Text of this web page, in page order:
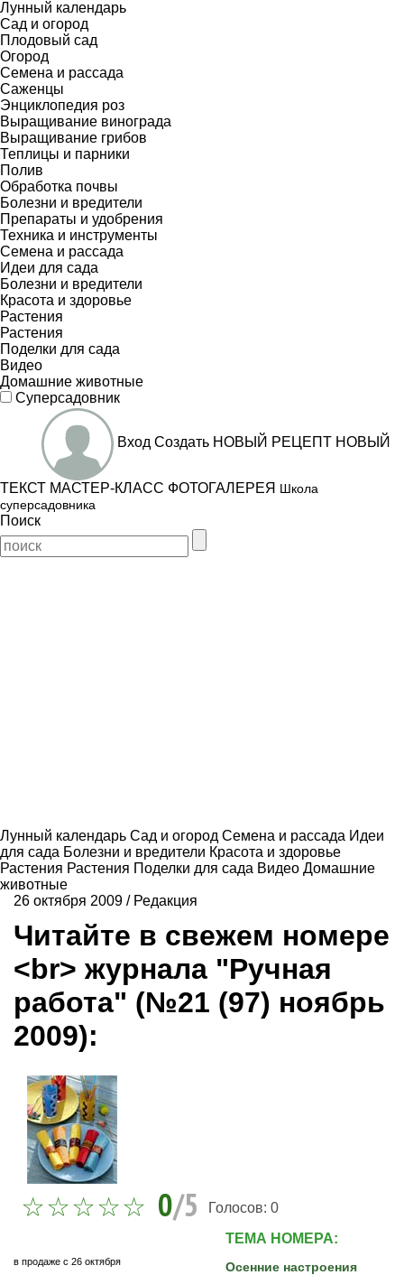
Лунный календарь
Сад и огород
Плодовый сад
Огород
Семена и рассада
Саженцы
Энциклопедия роз
Выращивание винограда
Выращивание грибов
Теплицы и парники
Полив
Обработка почвы
Болезни и вредители
Препараты и удобрения
Техника и инструменты
Семена и рассада
Идеи для сада
Болезни и вредители
Красота и здоровье
Растения
Растения
Поделки для сада
Видео
Домашние животные
Суперсадовник
Вход Создать НОВЫЙ РЕЦЕПТ НОВЫЙ
ТЕКСТ МАСТЕР-КЛАСС ФОТОГАЛЕРЕЯ Школа
суперсадовника
Поиск
Лунный календарь Сад и огород Семена и рассада Идеи
для сада Болезни и вредители Красота и здоровье
Растения Растения Поделки для сада Видео Домашние
животные
26 октября 2009 / Редакция
Читайте в свежем номере
<br> журнала "Ручная
работа" (№21 (97) ноябрь
2009):
0/5 Голосов: 0
в продаже с 26 октября
ТЕМА НОМЕРА:
Осенние настроения